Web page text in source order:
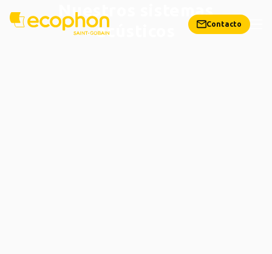
Contacto
Nuestros sistemas
acústicos